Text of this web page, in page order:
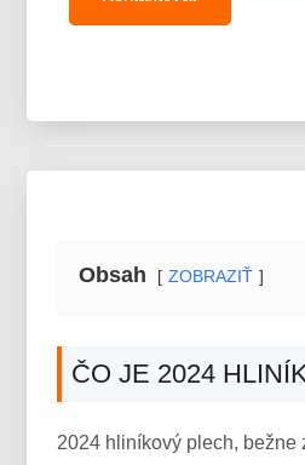
Obsah ZOBRAZIŤ
ČO JE 2024
2024 hliníkový plech, bežne